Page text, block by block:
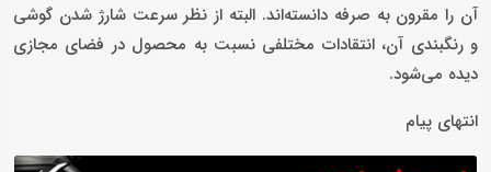
آن را مقرون به صرفه دانسته‌اند. البته از نظر سرعت شارژ شدن گوشی
و رنگبندی آن، انتقادات مختلفی نسبت به محصول در فضای مجازی
دیده می‌شود.
انتهای پیام